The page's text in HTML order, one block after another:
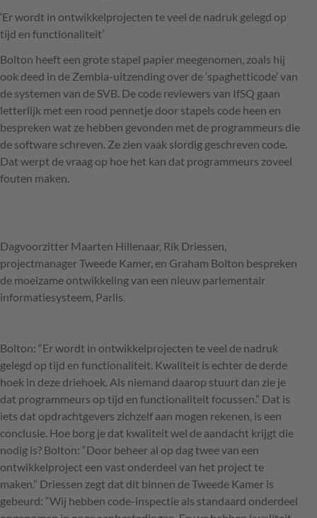
‘Er wordt in ontwikkelprojecten te veel de nadruk gelegd op
tijd en functionaliteit’
Bolton heeft een grote stapel papier meegenomen, zoals hij
ook deed in de Zembla-uitzending over de ‘spaghetticode’ van
de systemen van de SVB . De code reviewers van IfSQ gaan
letterlijk met een rood pennetje door stapels code heen en
bespreken wat ze hebben gevonden met de programmeurs die
de software schreven. Ze zien vaak slordig geschreven code.
Dat werpt de vraag op hoe het kan dat programmeurs zoveel
fouten maken.
Dagvoorzitter Maarten Hillenaar, Rik Driessen,
projectmanager Tweede Kamer, en Graham Bolton bespreken
de moeizame ontwikkeling van een nieuw parlementair
informatiesysteem, Parlis.
Bolton: “Er wordt in ontwikkelprojecten te veel de nadruk
gelegd op tijd en functionaliteit. Kwaliteit is echter de derde
hoek in deze driehoek. Als niemand daarop stuurt dan zie je
dat programmeurs op tijd en functionaliteit focussen.” Dat is
iets dat opdrachtgevers zichzelf aan mogen rekenen, is een
conclusie. Hoe borg je dat kwaliteit wel de aandacht krijgt die
nodig is? Bolton: “Door beheer al op dag twee van een
ontwikkelproject een vast onderdeel van het project te
maken.” Driessen zegt dat dit binnen de Tweede Kamer is
gebeurd: “Wij hebben code-inspectie als standaard onderdeel